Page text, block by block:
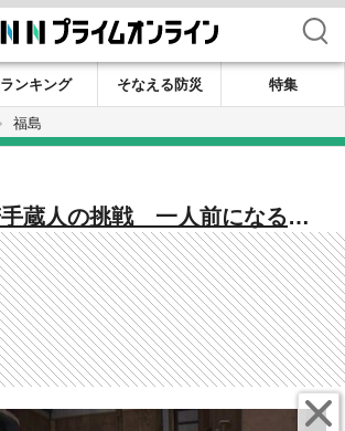
検索
ランキング そなえる防災
特集
福島
蔵人の挑戦 一人前になるに
と言われる酒造り 入社5年目が
から蝶へ成長の時【福島発】